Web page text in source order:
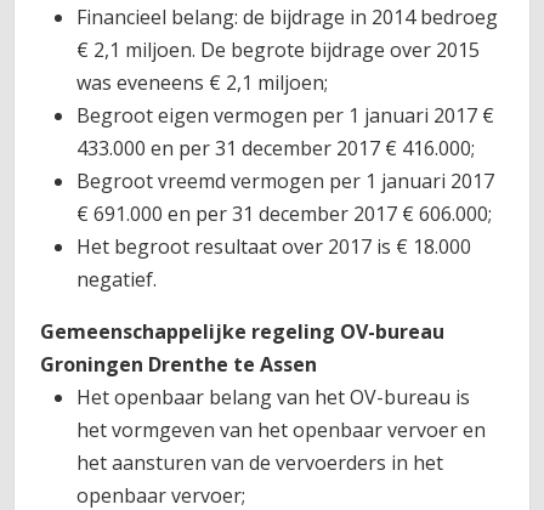
Financieel belang: de bijdrage in 2014 bedroeg
€ 2,1 miljoen. De begrote bijdrage over 2015
was eveneens € 2,1 miljoen;
Begroot eigen vermogen per 1 januari 2017 €
433.000 en per 31 december 2017 € 416.000;
Begroot vreemd vermogen per 1 januari 2017
€ 691.000 en per 31 december 2017 € 606.000;
Het begroot resultaat over 2017 is € 18.000
negatief.
Gemeenschappelijke regeling OV-bureau
Groningen Drenthe te Assen
Het openbaar belang van het OV-bureau is
het vormgeven van het openbaar vervoer en
het aansturen van de vervoerders in het
openbaar vervoer;